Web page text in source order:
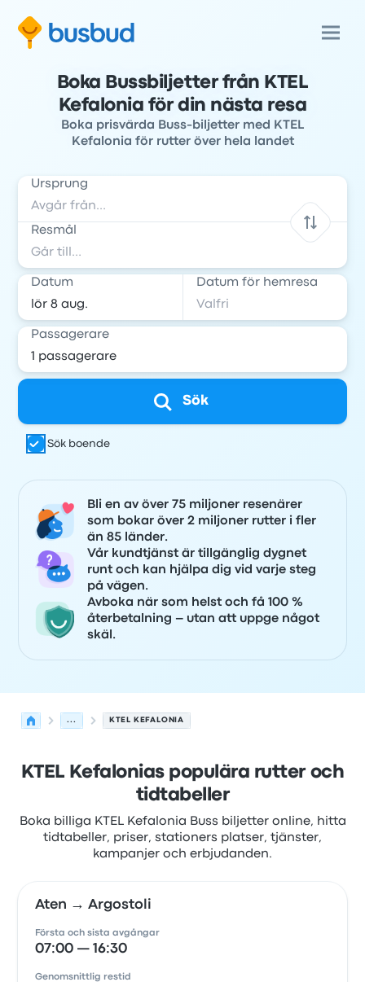
Boka Bussbiljetter från KTEL
Kefalonia för din nästa resa
Boka prisvärda Buss-biljetter med KTEL
Kefalonia för rutter över hela landet
Ursprung
Resmål
Datum Datum för hemresa
Passagerare
Sök
Sök boende
Bli en av över 75 miljoner resenärer
som bokar över 2 miljoner rutter i fler
än 85 länder.
Vår kundtjänst är tillgänglig dygnet
runt och kan hjälpa dig vid varje steg
på vägen.
Avboka när som helst och få 100 %
återbetalning – utan att uppge något
skäl.
... KTEL KEFALONIA
KTEL Kefalonias populära rutter och
tidtabeller
Boka billiga KTEL Kefalonia Buss biljetter online, hitta
tidtabeller, priser, stationers platser, tjänster,
kampanjer och erbjudanden.
Aten → Argostoli
Första och sista avgångar
07:00 — 16:30
Genomsnittlig restid